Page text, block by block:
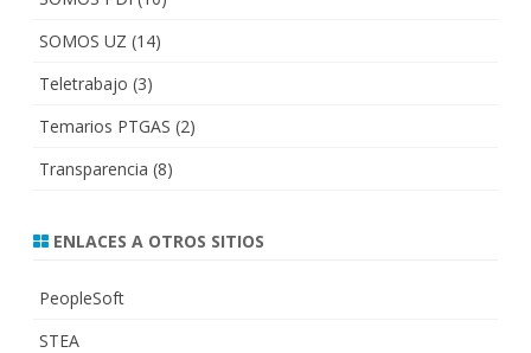
SOMOS UZ (14)
Teletrabajo (3)
Temarios PTGAS (2)
Transparencia (8)
ENLACES A OTROS SITIOS
PeopleSoft
STEA